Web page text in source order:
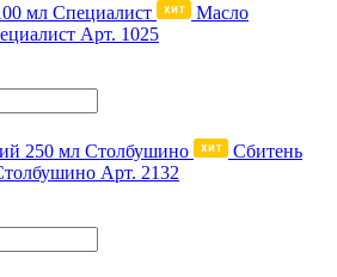
Масло
Арт. 1025
Сбитень
Арт. 2132